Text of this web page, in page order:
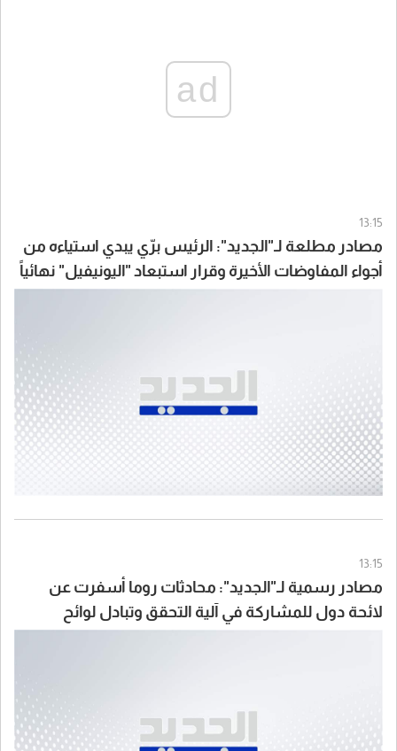
ad
13:15
مصادر مطلعة لـ"الجديد": الرئيس برّي يبدي استياءه من
أجواء المفاوضات الأخيرة وقرار استبعاد "اليونيفيل" نهائياً
13:15
مصادر رسمية لـ"الجديد": محادثات روما أسفرت عن
لائحة دول للمشاركة في آلية التحقق وتبادل لوائح